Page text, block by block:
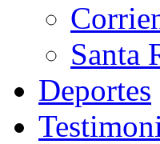
Santa
Deportes